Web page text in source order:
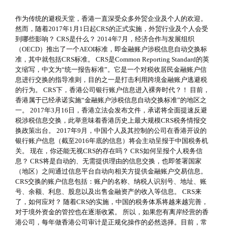
作为传统的避税天堂，香港一直深受众多外贸企业及个人的欢迎。
然而，随着2017年1月1日起CRS的正式实施，外贸行业及个人会受
到哪些影响？ CRS是什么？ 2014年7月，经济合作与发展组织
（OECD）推出了一个AEOI标准，即金融账户涉税信息自动交换标
准，其中就包括CRS标准。 CRS是Common Reporting Standard的英
文缩写，中文为“统一报告标准”。它是一个对税收居民金融账户信
息进行交换的指导准则，目的之一是打击利用跨境金融账户逃避税
的行为。 CRS下，香港公司银行账户信息进入裸奔时代？！ 目前，
香港属于已经承诺实施“金融账户涉税信息自动交换标准”的地区之
一。 2017年3月16日，香港立法会发布文件，承诺将全面提速反避
税涉税信息交换，此举意味着香港历史上最大规模CRS税务情报交
换政策出台。 2017年9月，中国个人及其控制的公司在香港开设的
银行账户信息（截至2016年底的信息）将会主动呈报于中国税务机
关。 现在，你还能无视CRS的存在吗？ CRS如何呈报个人税务信
息？ CRS将是自动的、无需提供理由的信息交换，也即签署国家
（地区）之间通过信息平台自动向相关方提供金融账户交易信息。
CRS交换的账户信息包括：账户的名称、纳税人识别号、地址、账
号、余额、利息、股息以及出售金融资产的收入等信息。 CRS来
了，如何应对？ 随着CRS的实施，中国的税务体系将越来越完善，
对于境外资金的管控也在逐渐收紧。 所以，如果您有离岸经营的香
港公司，每年做香港公司审计是正规化操作的必然选择。目前，常